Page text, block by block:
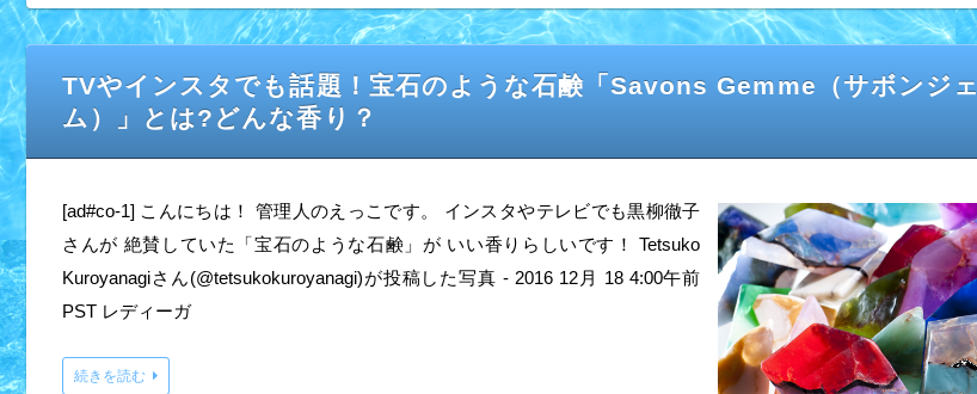
TVやインスタでも話題！宝石のような石鹸「Savons Gemme（サボンジェ
ム）」とは?どんな香り？
[ad#co-1] こんにちは！ 管理人のえっこです。 インスタやテレビでも黒柳徹子
さんが 絶賛していた「宝石のような石鹸」が いい香りらしいです！ Tetsuko
Kuroyanagiさん(@tetsukokuroyanagi)が投稿した写真 - 2016 12月 18 4:00午前
PST レディーガ
続きを読む